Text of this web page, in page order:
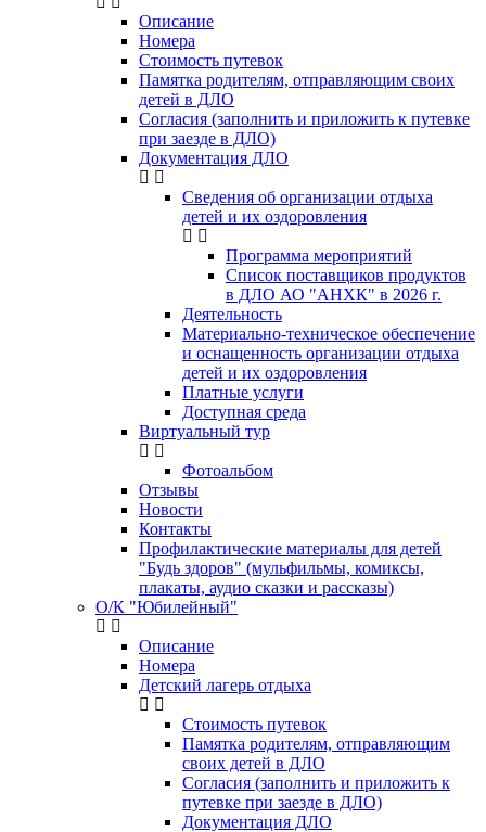
Описание
Номера
Стоимость путевок
Памятка родителям, отправляющим своих
детей в ДЛО
Согласия (заполнить и приложить к путевке
при заезде в ДЛО)
Документация ДЛО
Сведения об организации отдыха
детей и их оздоровления
Программа мероприятий
Список поставщиков продуктов
в ДЛО АО "АНХК" в 2026 г.
Деятельность
Материально-техническое обеспечение
и оснащенность организации отдыха
детей и их оздоровления
Платные услуги
Доступная среда
Виртуальный тур
Фотоальбом
Отзывы
Новости
Контакты
Профилактические материалы для детей
"Будь здоров" (мульфильмы, комиксы,
плакаты, аудио сказки и рассказы)
О/К "Юбилейный"
Описание
Номера
Детский лагерь отдыха
Стоимость путевок
Памятка родителям, отправляющим
своих детей в ДЛО
Согласия (заполнить и приложить к
путевке при заезде в ДЛО)
Документация ДЛО